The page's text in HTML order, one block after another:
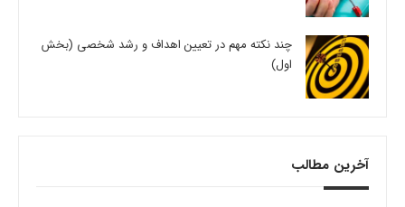
چند نکته مهم در تعیین اهداف و رشد شخصی (بخش
اول)
آخرین مطالب